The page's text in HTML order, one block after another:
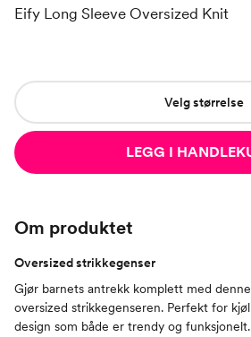
Eify Long Sleeve Oversized Knit
Velg størrelse
LEGG I
Om produktet
Oversized strikkegenser
Gjør barnets antrekk komplett med
oversized strikkegenseren. Perfekt for
design som både er trendy og